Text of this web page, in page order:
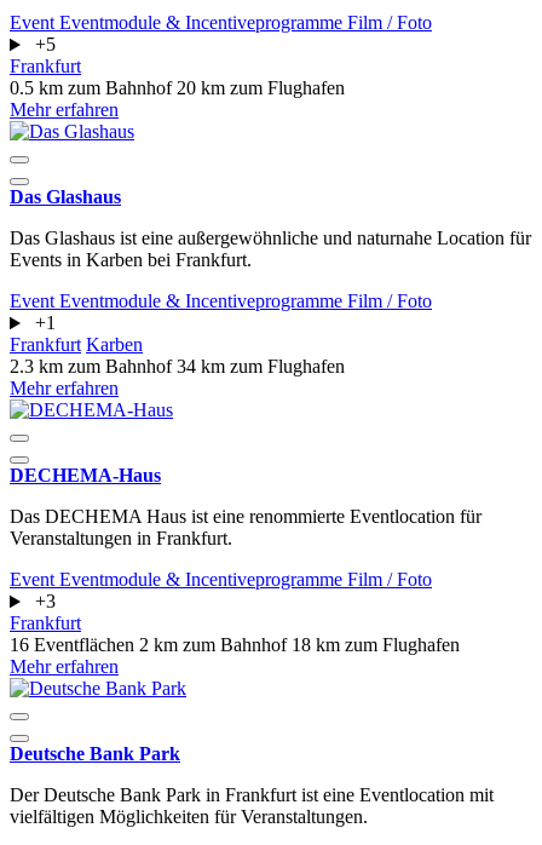
Event Eventmodule & Incentiveprogramme Film / Foto
+5
Frankfurt
0.5 km zum Bahnhof 20 km zum Flughafen
Mehr erfahren
Das Glashaus
Das Glashaus ist eine außergewöhnliche und naturnahe Location für
Events in Karben bei Frankfurt.
Event Eventmodule & Incentiveprogramme Film / Foto
+1
Frankfurt Karben
2.3 km zum Bahnhof34 km zum Flughafen
Mehr erfahren
DECHEMA-Haus
Das DECHEMA Haus ist eine renommierte Eventlocation für
Veranstaltungen in Frankfurt.
Event Eventmodule & Incentiveprogramme Film / Foto
+3
Frankfurt
16 Eventflächen 2 km zum Bahnhof 18 km zum Flughafen
Mehr erfahren
Deutsche Bank Park
Der Deutsche Bank Park in Frankfurt ist eine Eventlocation mit
vielfältigen Möglichkeiten für Veranstaltungen.